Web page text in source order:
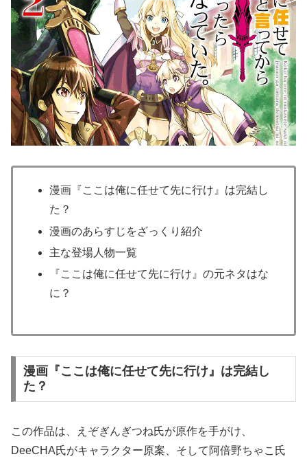
漫画『ここは俺に任せて先に行け』は完結し
た？
漫画のあらすじをざっくり紹介
主な登場人物一覧
『ここは俺に任せて先に行け』の元ネタはな
に？
漫画『ここは俺に任せて先に行け』は完結し
た？
この作品は、えぞぎんぎつね氏が原作を手がけ、
DeeCHA氏がキャラクター原案、そして阿倍野ちゃこ氏